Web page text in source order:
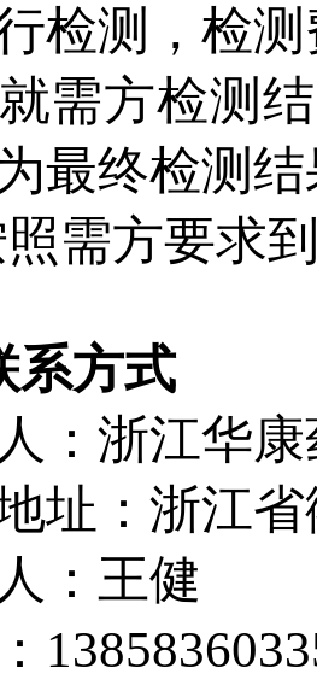
检测，检
需方检测
最终检测
方要求到
方式
浙江华康
：浙江省
王健